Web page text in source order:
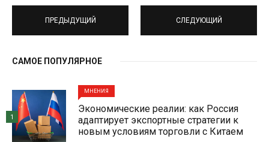
ПРЕДЫДУЩИЙ СЛЕДУЮЩИЙ
САМОЕ ПОПУЛЯРНОЕ
МНЕНИЯ
Экономические реалии: как Россия
адаптирует экспортные стратегии к
новым условиям торговли с Китаем
1